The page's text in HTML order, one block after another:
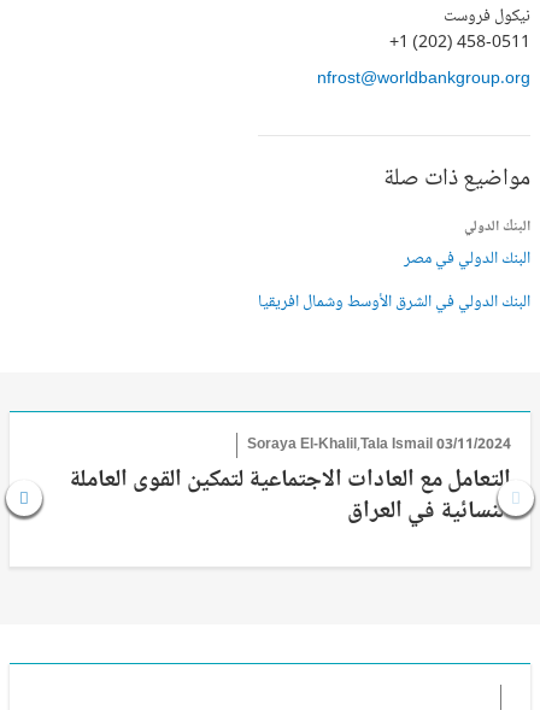
نيكول فروست
+1 (202) 458-0511
nfrost@worldbankgroup.org
مواضيع ذات صلة
البنك الدولي
البنك الدولي في مصر
البنك الدولي في الشرق الأوسط وشمال افريقيا
Soraya El-Khalil,Tala Ismail03/11/2024
التعامل مع العادات الاجتماعية لتمكين القوى العاملة
النسائية في العراق